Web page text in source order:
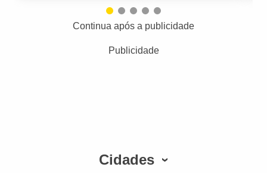
Continua após a publicidade
Publicidade
Cidades